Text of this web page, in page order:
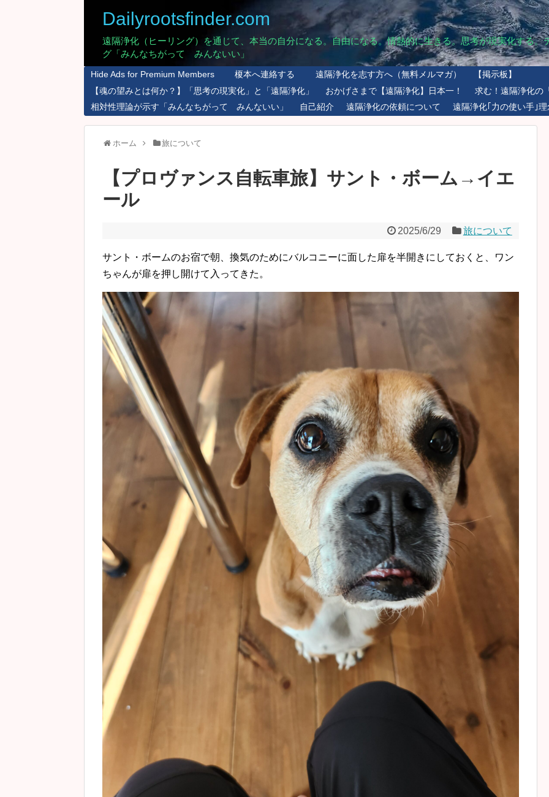
Dailyrootsfinder.com
遠隔浄化（ヒーリング）を通じて、本当の自分になる。自由になる。情熱的に生きる。思考が現実化する
グ「みんなちがって みんないい」
Hide Ads for Premium Members 榎本へ連絡する 遠隔浄化を志す方へ（無料メルマガ）
【掲示板】
【魂の望みとは何か？】「思考の現実化」と「遠隔浄化」
おかげさまで【遠隔浄化】日本一！
求む！遠隔浄化の
相対性理論が示す「みんなちがって みんないい」
自己紹介 遠隔浄化の依頼について 遠隔浄化｢力の使い手｣
ホーム 旅について
【プロヴァンス自転車旅】サント・ボーム→イエ
ール
2025/6/29 旅について
サント・ボームのお宿で朝、換気のためにバルコニーに面した扉を半開きにしておくと、ワン
ちゃんが扉を押し開けて入ってきた。